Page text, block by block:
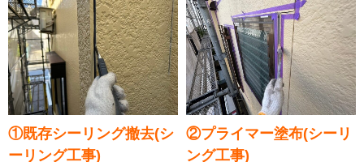
①既存シーリング撤去(シ
ーリング工事)
②プライマー塗布(シーリ
ング工事)